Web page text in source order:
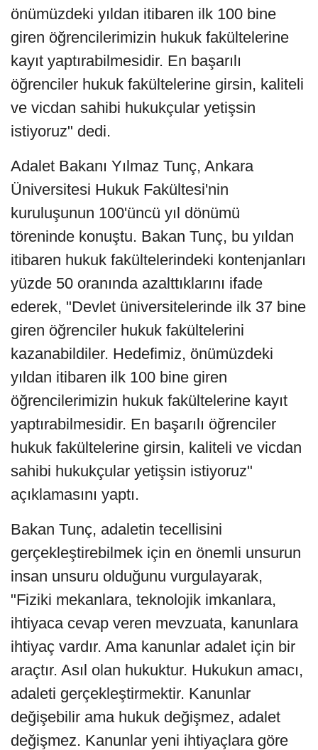
önümüzdeki yıldan itibaren ilk 100 bine
giren öğrencilerimizin hukuk fakültelerine
kayıt yaptırabilmesidir. En başarılı
öğrenciler hukuk fakültelerine girsin, kaliteli
ve vicdan sahibi hukukçular yetişsin
istiyoruz" dedi.
Adalet Bakanı Yılmaz Tunç, Ankara
Üniversitesi Hukuk Fakültesi'nin
kuruluşunun 100'üncü yıl dönümü
töreninde konuştu. Bakan Tunç, bu yıldan
itibaren hukuk fakültelerindeki kontenjanları
yüzde 50 oranında azalttıklarını ifade
ederek, "Devlet üniversitelerinde ilk 37 bine
giren öğrenciler hukuk fakültelerini
kazanabildiler. Hedefimiz, önümüzdeki
yıldan itibaren ilk 100 bine giren
öğrencilerimizin hukuk fakültelerine kayıt
yaptırabilmesidir. En başarılı öğrenciler
hukuk fakültelerine girsin, kaliteli ve vicdan
sahibi hukukçular yetişsin istiyoruz"
açıklamasını yaptı.
Bakan Tunç, adaletin tecellisini
gerçekleştirebilmek için en önemli unsurun
insan unsuru olduğunu vurgulayarak,
"Fiziki mekanlara, teknolojik imkanlara,
ihtiyaca cevap veren mevzuata, kanunlara
ihtiyaç vardır. Ama kanunlar adalet için bir
araçtır. Asıl olan hukuktur. Hukukun amacı,
adaleti gerçekleştirmektir. Kanunlar
değişebilir ama hukuk değişmez, adalet
değişmez. Kanunlar yeni ihtiyaçlara göre